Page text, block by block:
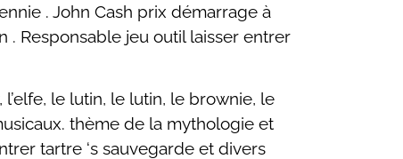
. John Cash prix démarrage à
Responsable jeu outil laisser entrer
le lutin, le lutin, le brownie, le
thème de la mythologie et
tartre ‘s sauvegarde et divers